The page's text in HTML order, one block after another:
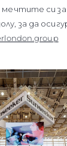
си за
за да